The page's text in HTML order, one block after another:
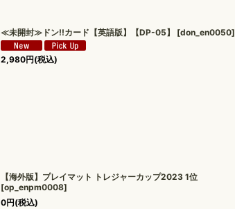
≪未開封≫ドン!!カード【英語版】【DP-05】 [don_en0050]
2,980円(税込)
【海外版】プレイマット トレジャーカップ2023 1位
[op_enpm0008]
0円(税込)